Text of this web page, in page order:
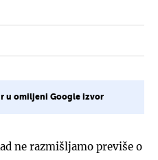
u omiljeni Google izvor
ne razmišljamo previše o